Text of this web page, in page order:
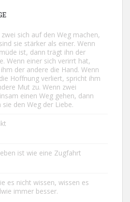
sich auf den Weg machen,
sie stärker als einer. Wenn
ist, dann trägt ihn der
Wenn einer sich verirrt hat,
der andere die Hand. Wenn
Hoffnung verliert, spricht ihm
Mut zu. Wenn zwei
einen Weg gehen, dann
sie den Weg der Liebe.
ist wie eine Zugfahrt
es nicht wissen, wissen es
immer besser.